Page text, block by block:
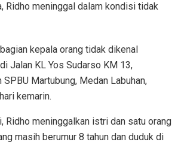
Ridho meninggal dalam kondisi tidak
kepala orang tidak dikenal
Jalan KL Yos Sudarso KM 13,
Martubung, Medan Labuhan,
kemarin.
Ridho meninggalkan istri dan satu orang
masih berumur 8 tahun dan duduk di